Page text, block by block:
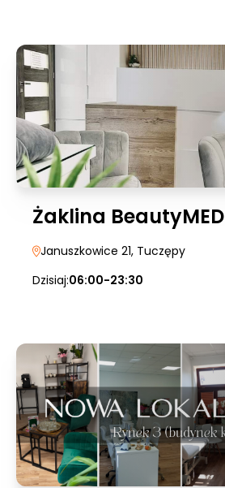
Żaklina BeautyMED
Januszkowice 21, Tuczępy
Dzisiaj:06:00-23:30